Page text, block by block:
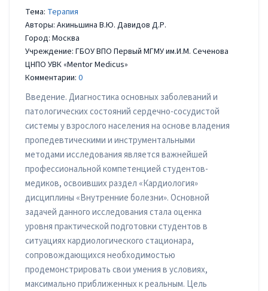
Тема: Терапия
Авторы: Акиньшина В.Ю. Давидов Д.Р.
Город: Москва
Учреждение: ГБОУ ВПО Первый МГМУ им.И.М. Сеченова
ЦНПО УВК «Mentor Medicus»
Комментарии: 0
Введение. Диагностика основных заболеваний и
патологических состояний сердечно-сосудистой
системы у взрослого населения на основе владения
пропедевтическими и инструментальными
методами исследования является важнейшей
профессиональной компетенцией студентов-
медиков, освоивших раздел «Кардиология»
дисциплины «Внутренние болезни». Основной
задачей данного исследования стала оценка
уровня практической подготовки студентов в
ситуациях кардиологического стационара,
сопровождающихся необходимостью
продемонстрировать свои умения в условиях,
максимально приближенных к реальным. Цель